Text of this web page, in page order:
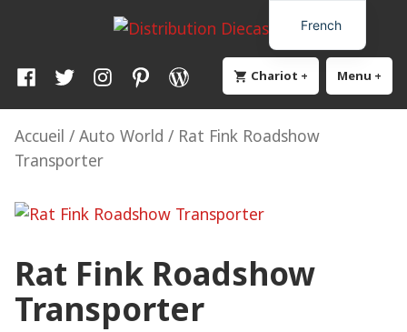
Distribution Diecast64
Une passion, un mode de vie.
Menu +
Chariot + élargi
effondré
FacebookTwitterInstagramPinterestWordPress
Accueil / Auto World / Rat Fink Roadshow
Transporter
Rat Fink Roadshow
Transporter
French